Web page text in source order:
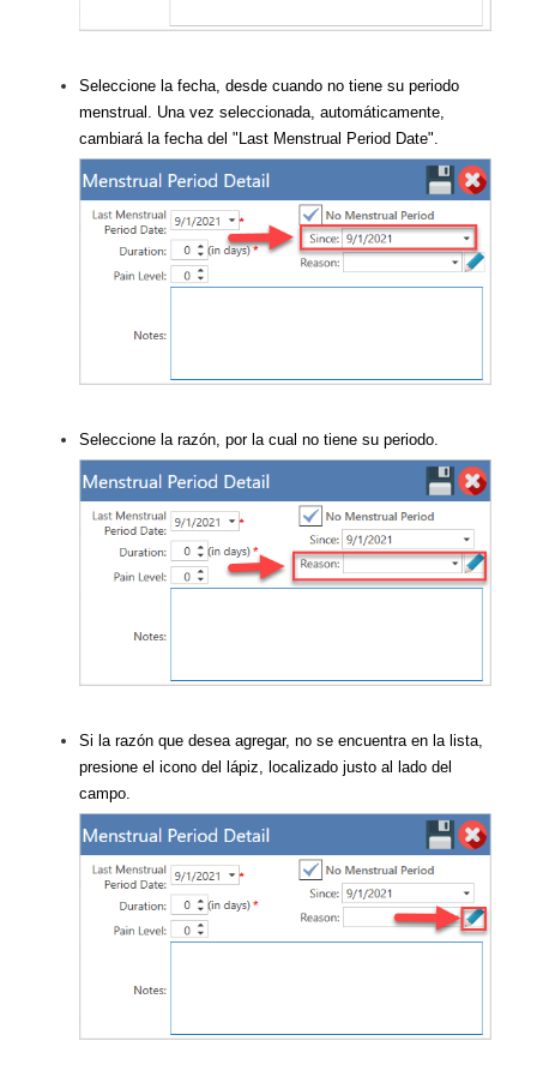
Seleccione la fecha, desde cuando no tiene su periodo
menstrual. Una vez seleccionada, automáticamente,
cambiará la fecha del "Last Menstrual Period Date".
Seleccione la razón, por la cual no tiene su periodo.
Si la razón que desea agregar, no se encuentra en la lista,
presione el icono del lápiz, localizado justo al lado del
campo.